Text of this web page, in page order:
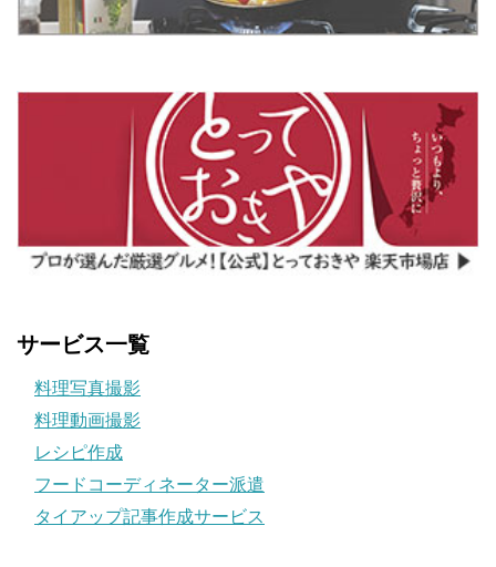
サービス一覧
料理写真撮影
料理動画撮影
レシピ作成
フードコーディネーター派遣
タイアップ記事作成サービス